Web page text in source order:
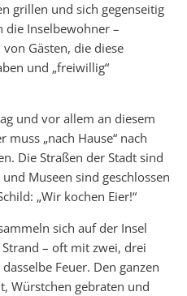
grillen und sich gegenseitig
die Inselbewohner –
Gästen, die diese
und „freiwillig“
und vor allem an diesem
„nach Hause“ nach
Die Straßen der Stadt sind
Museen sind geschlossen
„Wir kochen Eier!“
sich auf der Insel
– oft mit zwei, drei
Feuer. Den ganzen
Würstchen gebraten und